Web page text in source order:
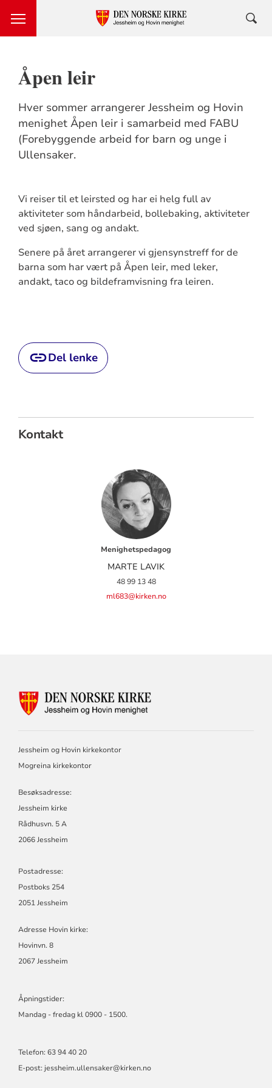
Åpen leir
Hver sommer arrangerer Jessheim og Hovin
menighet Åpen leir i samarbeid med FABU
(Forebyggende arbeid for barn og unge i
Ullensaker.
Vi reiser til et leirsted og har ei helg full av
aktiviteter som håndarbeid, bollebaking, aktiviteter
ved sjøen, sang og andakt.
Senere på året arrangerer vi gjensynstreff for de
barna som har vært på Åpen leir, med leker,
andakt, taco og bildeframvisning fra leiren.
Del lenke
Kontakt
Menighetspedagog
MARTE LAVIK
48 99 13 48
ml683@kirken.no
Jessheim og Hovin kirkekontor
Mogreina kirkekontor
Besøksadresse:
Jessheim kirke
Rådhusvn. 5 A
2066 Jessheim
Postadresse:
Postboks 254
2051 Jessheim
Adresse Hovin kirke:
Hovinvn. 8
2067 Jessheim
Åpningstider:
Mandag - fredag kl 0900 - 1500.
Telefon: 63 94 40 20
E-post: jessheim.ullensaker@kirken.no